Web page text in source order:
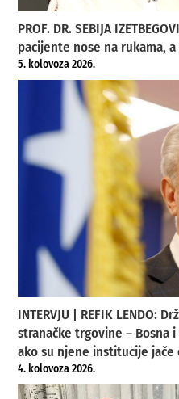
PROF. DR. SEBIJA
pacijente nose na rukama,
5. kolovoza 2026.
INTERVJU | REFIK LENDO:
stranačke trgovine – Bosna
ako su njene institucije jače
4. kolovoza 2026.